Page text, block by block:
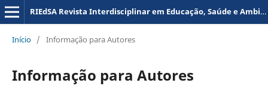
RIEdSA Revista Interdisciplinar em Educação, Saúde e Ambiente
Início / Informação para Autores
Informação para Autores